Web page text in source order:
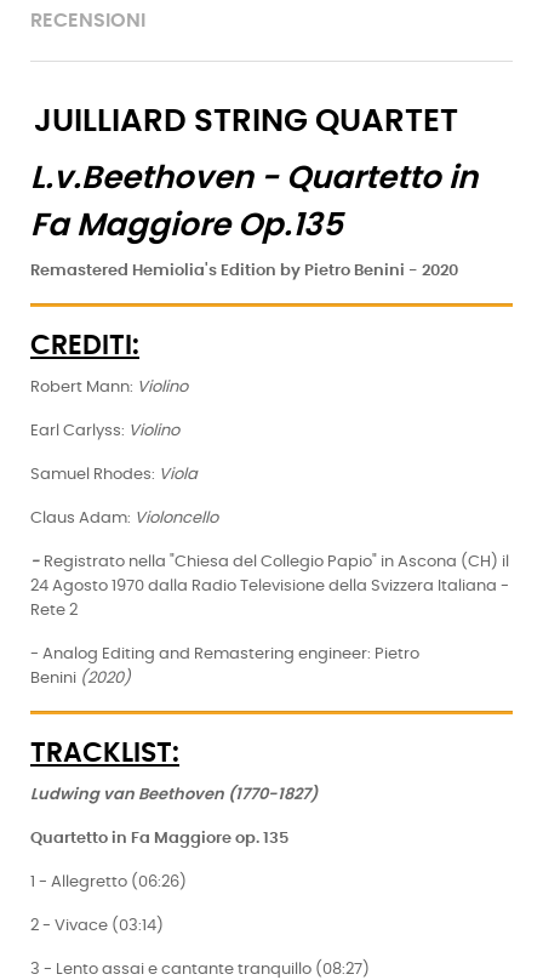
RECENSIONI
JUILLIARD STRING QUARTET
L.v.Beethoven - Quartetto in
Fa Maggiore Op.135
Remastered Hemiolia's Edition by Pietro Benini - 2020
CREDITI:
Robert Mann: Violino
Earl Carlyss: Violino
Samuel Rhodes: Viola
Claus Adam: Violoncello
- Registrato nella "Chiesa del Collegio Papio" in Ascona (CH) il
24 Agosto 1970 dalla Radio Televisione della Svizzera Italiana -
Rete 2
- Analog Editing and Remastering engineer: Pietro
Benini (2020)
TRACKLIST:
Ludwing van Beethoven (1770-1827)
Quartetto in Fa Maggiore op. 135
1 - Allegretto (06:26)
2 - Vivace (03:14)
3 - Lento assai e cantante tranquillo (08:27)